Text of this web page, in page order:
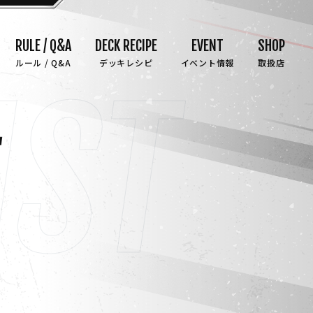
RULE / Q&A
ルール / Q&A
DECK RECIPE
デッキレシピ
EVENT
イベント情報
SHOP
取扱店